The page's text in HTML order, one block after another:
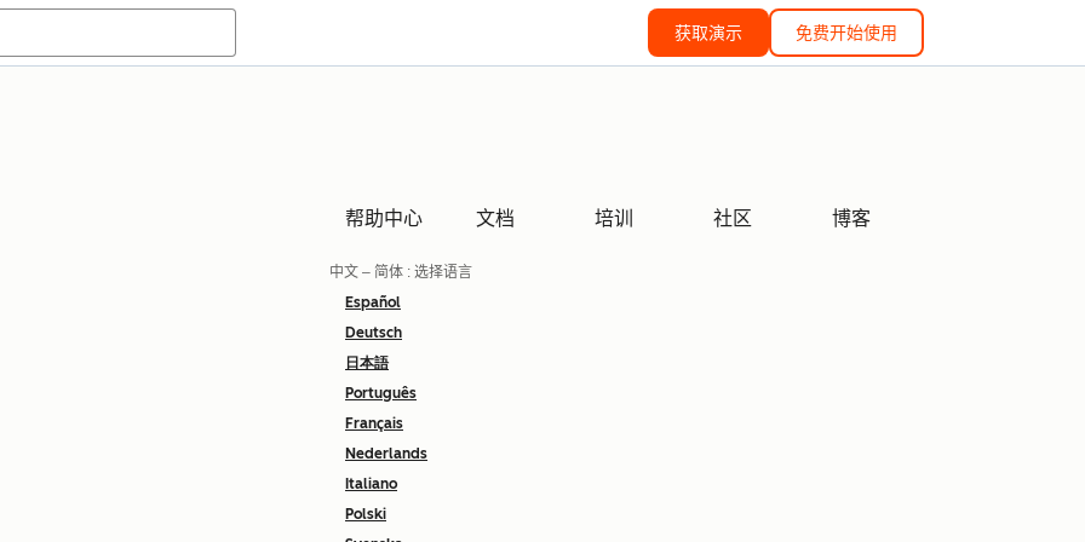
获取演示 免费开始使用
帮助中心 文档 培训 社区 博客
中文 – 简体 : 选择语言
Español
Deutsch
日本語
Português
Français
Nederlands
Italiano
Polski